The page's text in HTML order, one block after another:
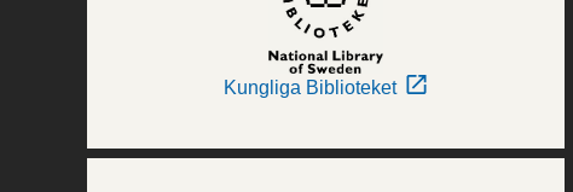
Kungliga Biblioteket